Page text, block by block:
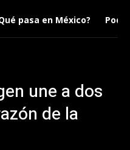
pasa en México?
une a dos
de la